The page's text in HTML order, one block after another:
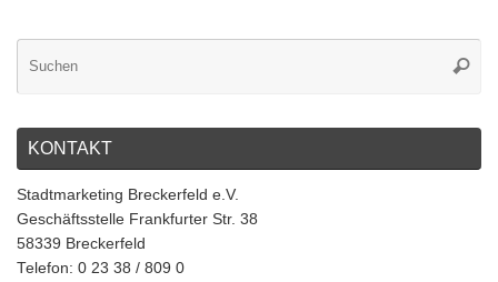
KONTAKT
Stadtmarketing Breckerfeld e.V.
Geschäftsstelle Frankfurter Str. 38
58339 Breckerfeld
Telefon: 0 23 38 / 809 0